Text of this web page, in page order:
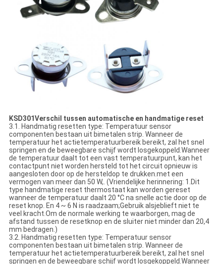
KSD301Verschil tussen automatische en handmatige reset
3.1. Handmatig resetten type: Temperatuur sensor
componenten bestaan uit bimetalen strip. Wanneer de
temperatuur het actietemperatuurbereik bereikt, zal het snel
springen en de beweegbare schijf wordt losgekoppeld.Wanneer
de temperatuur daalt tot een vast temperatuurpunt, kan het
contactpunt niet worden hersteld tot het circuit opnieuw is
aangesloten door op de hersteldop te drukken.met een
vermogen van meer dan 50 W,. (Vriendelijke herinnering: 1.Dit
type handmatige reset thermostaat kan worden gereset
wanneer de temperatuur daalt 20 °C na snelle actie door op de
reset knop. En 4 ~ 6 N is raadzaam;Gebruik alsjeblieft niet te
veel kracht.Om de normale werking te waarborgen, mag de
afstand tussen de resetknop en de sluiter niet minder dan 20,4
mm bedragen.)
3.2. Handmatig resetten type: Temperatuur sensor
componenten bestaan uit bimetalen strip. Wanneer de
temperatuur het actietemperatuurbereik bereikt, zal het snel
springen en de beweegbare schijf wordt losgekoppeld.Wanneer